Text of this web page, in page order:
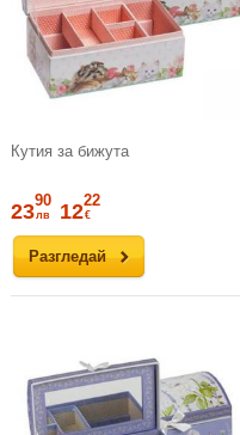
Кутия за бижута
Разгледай
2390
лв 1222
€